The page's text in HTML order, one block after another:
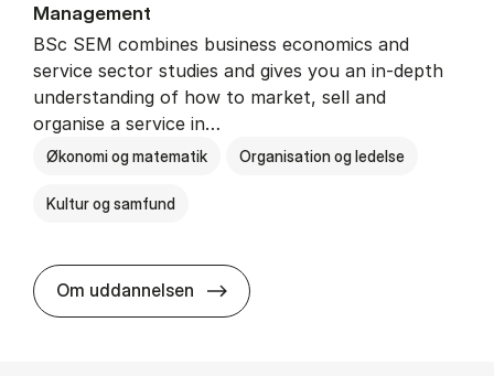
Man­age­ment
BSc SEM combines business economics and
service sector studies and gives you an in-depth
understanding of how to market, sell and
organise a service in…
Økonomi og matematik Organisation og ledelse
Kultur og samfund
Om uddannelsen BSc in Busi­ness Ad­min­is­tra­tion